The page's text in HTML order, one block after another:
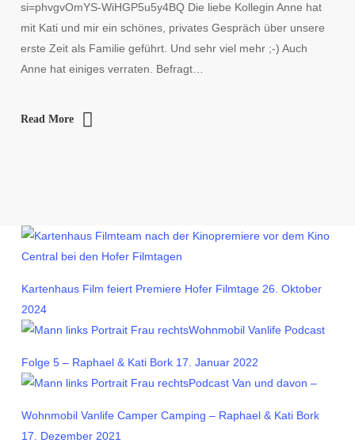
si=phvgvOmYS-WiHGP5u5y4BQ Die liebe Kollegin Anne hat
mit Kati und mir ein schönes, privates Gespräch über unsere
erste Zeit als Familie geführt. Und sehr viel mehr ;-) Auch
Anne hat einiges verraten. Befragt…
Read More
Kartenhaus Film feiert Premiere Hofer Filmtage 26. Oktober
2024
Wohnmobil Vanlife Podcast
Folge 5 – Raphael & Kati Bork 17. Januar 2022
Podcast Van und davon –
Wohnmobil Vanlife Camper Camping – Raphael & Kati Bork
17. Dezember 2021